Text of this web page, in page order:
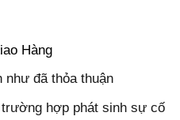
Hàng
như đã thỏa thuận
hợp phát sinh sự cố